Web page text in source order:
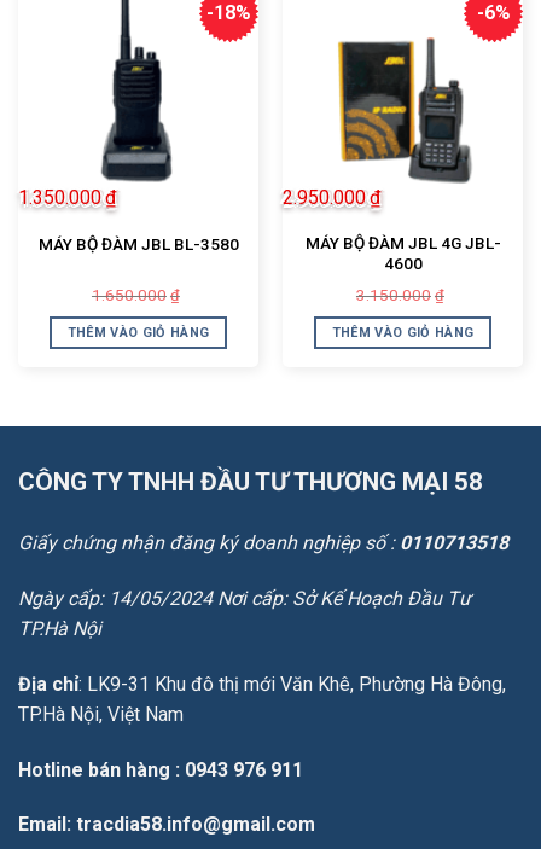
-18%
MÁY BỘ ĐÀM JBL BL-3580
1.650.000 ₫
là:
1.650.000₫.
1.350.000₫
tại
là:
THÊM VÀO GIỎ HÀNG
-6%
MÁY BỘ ĐÀM JBL 4G JBL-
4600
3.150.000 ₫
là:
3.150.000₫.
2.950.000₫
tại
là:
THÊM VÀO GIỎ HÀNG
CÔNG TY TNHH ĐẦU TƯ THƯƠNG MẠI 58
Giấy chứng nhận đăng ký doanh nghiệp số : 0110713518
Ngày cấp: 14/05/2024 Nơi cấp: Sở Kế Hoạch Đầu Tư
TP.Hà Nội
Địa chỉ: LK9-31 Khu đô thị mới Văn Khê, Phường Hà Đông,
TP.Hà Nội, Việt Nam
Hotline bán hàng : 0943 976 911
Email : tracdia58.info@gmail.com